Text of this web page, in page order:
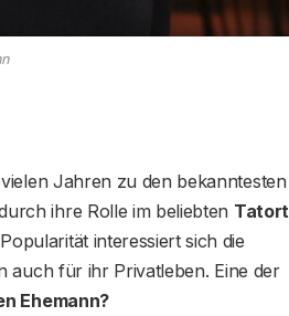
Jahren zu den bekanntesten
ihre Rolle im beliebten Tatort
interessiert sich die
auch für ihr Privatleben. Eine der
Ehemann?